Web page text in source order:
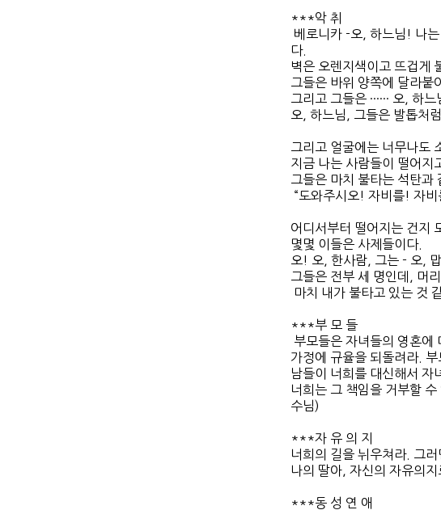
***악 취
베로니카 -오, 하느님! 나
다.
벽은 오렌지색이고 뜨겁게
그들은 바위 양쪽에 달라붙
그리고 그들은 ······ 오,
오, 하느님, 그들은 발톱처
그리고 얼굴에는 너무나도
지금 나는 사람들이 떨어지
그들은 마치 불타는 석탄과
“도와주시오! 자비를! 자
어디서부터 떨어지는 건지
몇몇 이들은 사제들이다.
오! 오, 한사람, 그는 - 오,
그들은 전부 세 명인데, 머
마치 내가 불타고 있는 것
***부 모 들
부모들은 자녀들의 영혼에
가정에 규율을 되돌려라.
남들이 너희를 대신해서 자
너희는 그 책임을 거부할
수님)
***자 유 의 지
너희의 길을 뉘우쳐라. 그
나의 딸아, 자신의 자유의
***동 성 연 애